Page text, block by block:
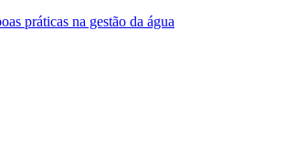
práticas na gestão da água